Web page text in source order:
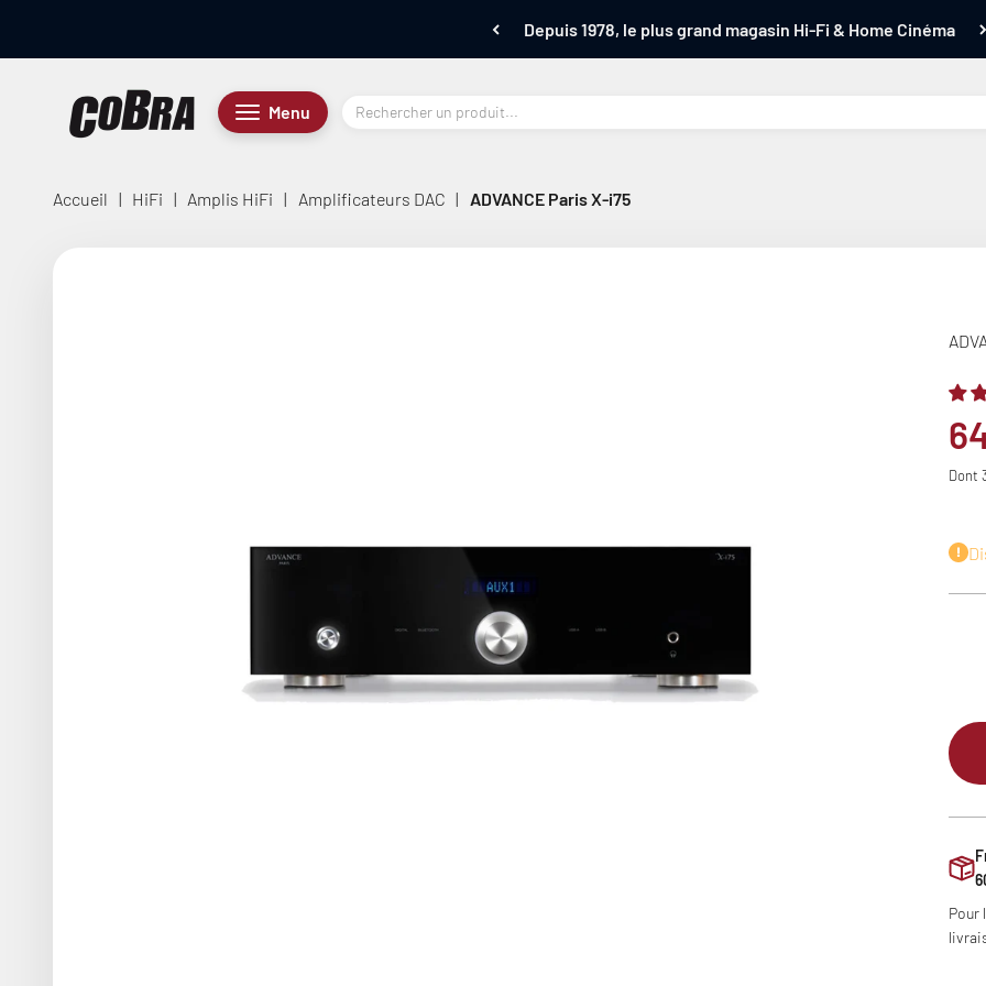
Depuis 1978, le plus grand magasin Hi-Fi & Home Cinéma
Menu
Menu
Cobra.fr
Accueil | HiFi | Amplis HiFi | Amplificateurs DAC | ADVANCE Paris X-i75
Dont
Pour